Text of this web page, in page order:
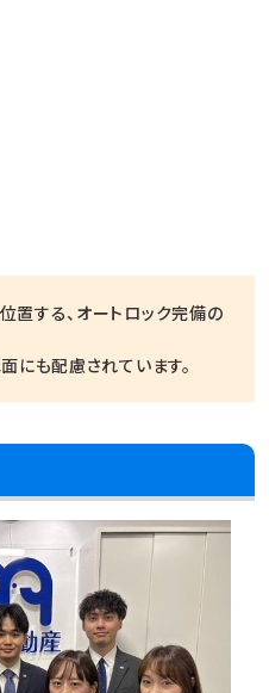
する、オートロック完備の
にも配慮されています。